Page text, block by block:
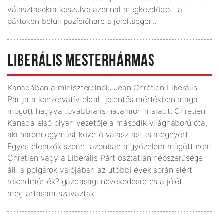
választásokra készülve azonnal megkezdődött a
pártokon belüli pozícióharc a jelöltségért.
LIBERÁLIS MESTERHÁRMAS
Kanadában a miniszterelnök, Jean Chrètien Liberális
Pártja a konzervatív oldalt jelentős mértékben maga
mögött hagyva továbbra is hatalmon maradt. Chrètien
Kanada első olyan vezetője a második világháború óta,
aki három egymást követő választást is megnyert.
Egyes elemzők szerint azonban a győzelem mögött nem
Chrètien vagy a Liberális Párt osztatlan népszerűsége
áll: a polgárok valójában az utóbbi évek során elért
rekordmérték? gazdasági növekedésre és a jólét
megtartására szavaztak.